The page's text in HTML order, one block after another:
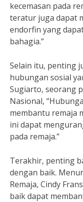
kecemasan pada
teratur juga dapat
endorfin yang
bahagia.”
Selain itu, penting
hubungan sosial
Sugiarto, seorang
Nasional,
membantu remaja
ini dapat
pada remaja.”
Terakhir, penting
dengan baik.
Remaja, Cindy
baik dapat